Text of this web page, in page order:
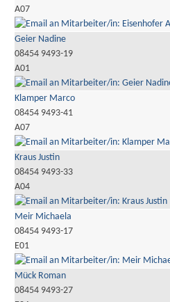
A07
Geier Nadine
08454 9493-19
A01
Klamper Marco
08454 9493-41
A07
Kraus Justin
08454 9493-33
A04
Meir Michaela
08454 9493-17
E01
Mück Roman
08454 9493-27